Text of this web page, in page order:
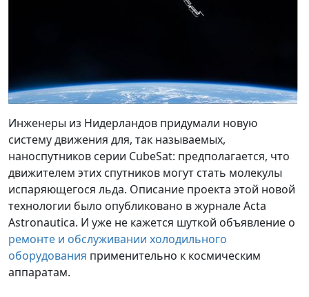
Инженеры из Нидерландов придумали новую
систему движения для, так называемых,
наноспутников серии CubeSat: предполагается, что
движителем этих спутников могут стать молекулы
испаряющегося льда. Описание проекта этой новой
технологии было опубликовано в журнале Acta
Astronautica. И уже не кажется шуткой объявление о
ремонте и обслуживании холодильного
оборудования применительно к космическим
аппаратам.